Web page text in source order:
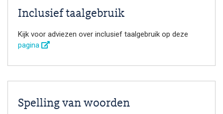
Inclusief taalgebruik
Kijk voor adviezen over inclusief taalgebruik op deze
pagina
Spelling van woorden